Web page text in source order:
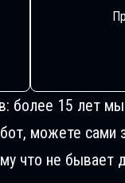
более 15 лет
можете сами
что не бывает